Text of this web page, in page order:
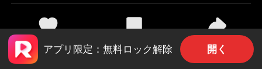
13.2k 75.8k 共有
アプリ限定：無料ロック解除 開く